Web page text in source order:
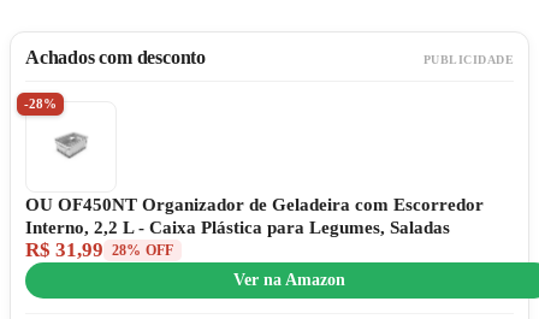
Achados com desconto PUBLICIDADE
-28%
OU OF450NT Organizador de Geladeira com Escorredor
Interno, 2,2 L - Caixa Plástica para Legumes, Saladas
R$ 31,99 28% OFF
Ver na Amazon